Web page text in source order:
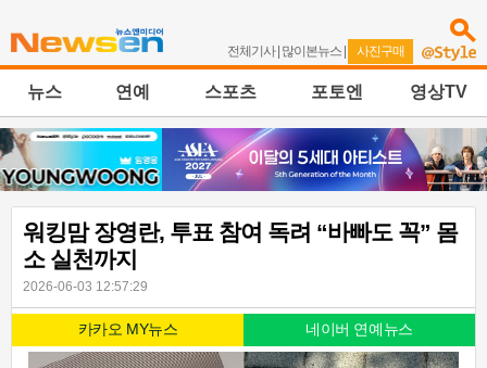
전체기사| 많이본뉴스 | 사진구매
뉴스 연예 스포츠 포토엔 영상TV
워킹맘 장영란, 투표 참여 독려 “바빠도 꼭” 몸
소 실천까지
2026-06-03 12:57:29
카카오 MY뉴스 네이버 연예뉴스